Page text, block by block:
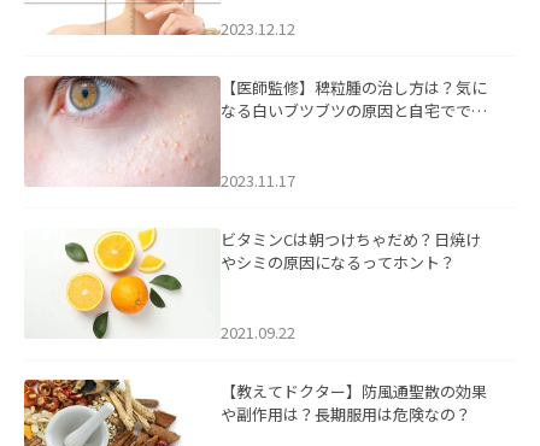
2023.12.12
【医師監修】稗粒腫の治し方は？気に
なる白いブツブツの原因と自宅ででき
2023.11.17
ビタミンCは朝つけちゃだめ？日焼け
やシミの原因になるってホント？
2021.09.22
【教えてドクター】防風通聖散の効果
や副作用は？長期服用は危険なの？